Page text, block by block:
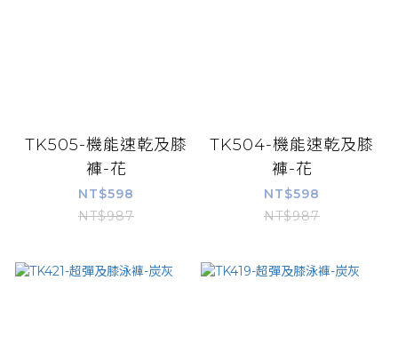
TK505-機能速乾及膝
褲-花
NT$598
NT$987
TK504-機能速乾及膝
褲-花
NT$598
NT$987